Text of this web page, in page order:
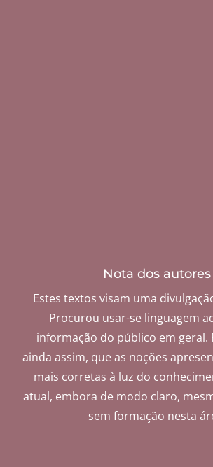
Nota dos autores
Estes textos visam uma
Procurou usar-se linguagem
informação do público em geral.
ainda assim, que as noções
mais corretas à luz do
atual, embora de modo claro,
sem formação nesta